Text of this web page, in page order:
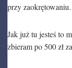
przy zaokrętowaniu.
Jak już tu jesteś to
zbieram po 500 zł